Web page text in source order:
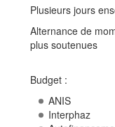
Plusieurs jours
Alternance de
plus soutenues
Budget :
ANIS
Interphaz